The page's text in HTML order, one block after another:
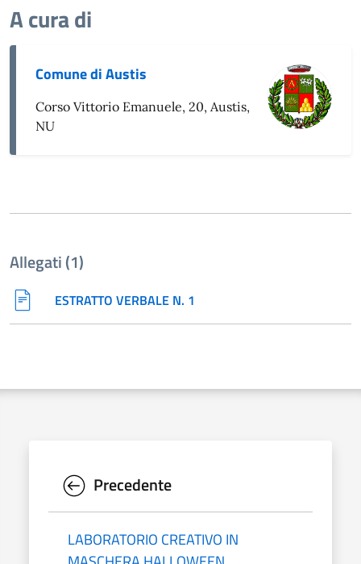
A cura di
Comune di Austis
Corso Vittorio Emanuele, 20, Austis,
NU
Allegati (1)
ESTRATTO VERBALE N. 1
Precedente
LABORATORIO CREATIVO IN